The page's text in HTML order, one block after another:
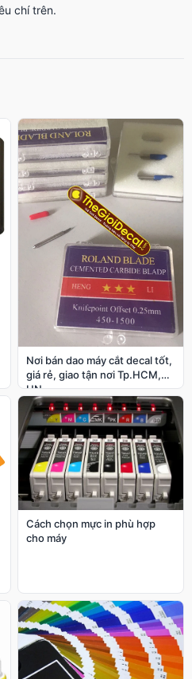
chí trên.
Nơi bán dao máy cắt decal tốt,
giá rẻ, giao tận nơi Tp.HCM,
HN
Cách chọn mực in phù hợp
cho máy